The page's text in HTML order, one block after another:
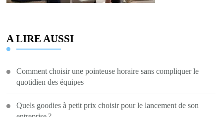
A LIRE AUSSI
Comment choisir une pointeuse horaire sans compliquer le
quotidien des équipes
Quels goodies à petit prix choisir pour le lancement de son